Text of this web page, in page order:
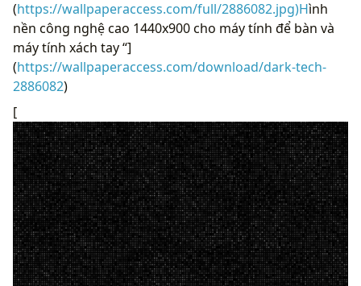
(https://wallpaperaccess.com/full/2886082.jpg)Hình
nền công nghệ cao 1440x900 cho máy tính để bàn và
máy tính xách tay “]
(https://wallpaperaccess.com/download/dark-tech-
2886082)
[